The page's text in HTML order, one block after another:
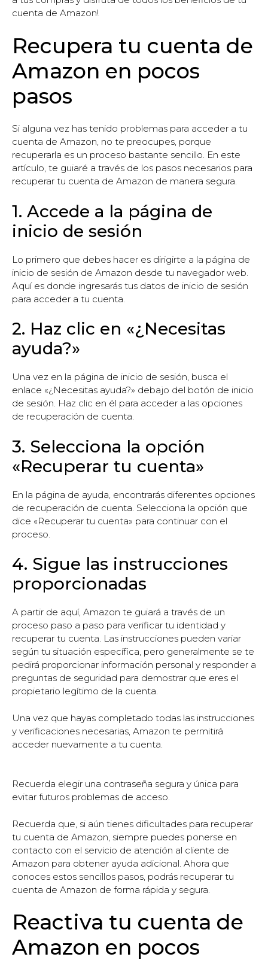
cuenta de Amazon!
Recupera tu cuenta de
Amazon en pocos
pasos
Si alguna vez has tenido problemas para acceder a tu
cuenta de Amazon, no te preocupes, porque
recuperarla es un proceso bastante sencillo. En este
artículo, te guiaré a través de los pasos necesarios para
recuperar tu cuenta de Amazon de manera segura.
1. Accede a la página de
inicio de sesión
Lo primero que debes hacer es dirigirte a la página de
inicio de sesión de Amazon desde tu navegador web.
Aquí es donde ingresarás tus datos de inicio de sesión
para acceder a tu cuenta.
2. Haz clic en «¿Necesitas
ayuda?»
Una vez en la página de inicio de sesión, busca el
enlace «¿Necesitas ayuda?» debajo del botón de inicio
de sesión. Haz clic en él para acceder a las opciones
de recuperación de cuenta.
3. Selecciona la opción
«Recuperar tu cuenta»
En la página de ayuda, encontrarás diferentes opciones
de recuperación de cuenta. Selecciona la opción que
dice «Recuperar tu cuenta» para continuar con el
proceso.
4. Sigue las instrucciones
proporcionadas
A partir de aquí, Amazon te guiará a través de un
proceso paso a paso para verificar tu identidad y
recuperar tu cuenta. Las instrucciones pueden variar
según tu situación específica, pero generalmente se te
pedirá proporcionar información personal y responder a
preguntas de seguridad para demostrar que eres el
propietario legítimo de la cuenta.
Una vez que hayas completado todas las instrucciones
y verificaciones necesarias, Amazon te permitirá
acceder nuevamente a tu cuenta.
Recuerda elegir una contraseña segura y única para
evitar futuros problemas de acceso.
Recuerda que, si aún tienes dificultades para recuperar
tu cuenta de Amazon, siempre puedes ponerse en
contacto con el servicio de atención al cliente de
Amazon para obtener ayuda adicional. Ahora que
conoces estos sencillos pasos, podrás recuperar tu
cuenta de Amazon de forma rápida y segura.
Reactiva tu cuenta de
Amazon en pocos